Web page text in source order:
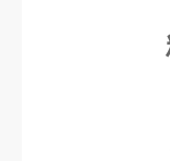
尽